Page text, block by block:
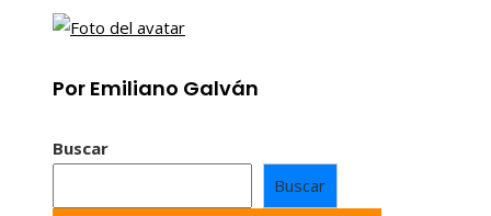
Por Emiliano Galván
Buscar
Buscar